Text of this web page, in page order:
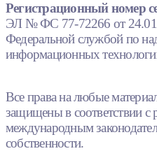
Регистрационный номер
ЭЛ № ФС 77-72266 от
Федеральной службой по
информационных
Все права на любые
защищены в соответствии с
международным
собственности.